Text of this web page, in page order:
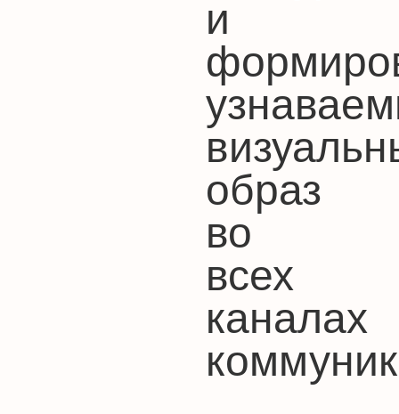
и
образ
во
всех
каналах